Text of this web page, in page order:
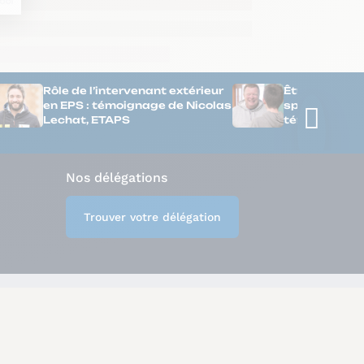
Rôle de l’intervenant extérieur
en EPS : témoignage de Nicolas
Lechat, ETAPS
Être
spécialisé
témoignage
Nos délégations
Trouver votre délégation